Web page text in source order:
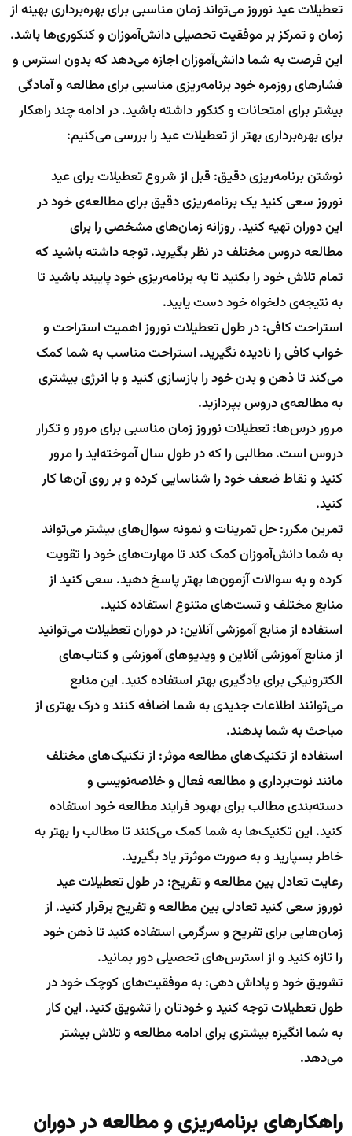
تعطیلات عید نوروز می‌تواند زمان مناسبی برای بهره‌برداری بهینه از
زمان و تمرکز بر موفقیت تحصیلی دانش‌آموزان و کنکوری‌ها باشد.
این فرصت به شما دانش‌آموزان اجازه می‌دهد که بدون استرس و
فشار‌های روزمره خود برنامه‌ریزی مناسبی برای مطالعه و آمادگی
بیشتر برای امتحانات و کنکور داشته باشید. در ادامه چند راهکار
برای بهره‌برداری بهتر از تعطیلات عید را بررسی می‌کنیم:
نوشتن برنامه‌ریزی دقیق: قبل از شروع تعطیلات برای عید
نوروز سعی کنید یک برنامه‌ریزی دقیق برای مطالعه‌ی خود در
این دوران تهیه کنید. روزانه زمان‌های مشخصی را برای
مطالعه دروس مختلف در نظر بگیرید. توجه داشته باشید که
تمام تلاش خود را بکنید تا به برنامه‌ریزی خود پایبند باشید تا
به نتیجه‌ی دلخواه خود دست یابید.
استراحت کافی: در طول تعطیلات نوروز اهمیت استراحت و
خواب کافی را نادیده نگیرید. استراحت مناسب به شما کمک
می‌کند تا ذهن و بدن خود را بازسازی کنید و با انرژی بیشتری
به مطالعه‌ی دروس بپردازید.
مرور درس‌ها: تعطیلات نوروز زمان مناسبی برای مرور و تکرار
دروس است. مطالبی را که در طول سال آموخته‌اید را مرور
کنید و نقاط ضعف خود را شناسایی کرده و بر روی آن‌ها کار
کنید.
تمرین مکرر: حل تمرینات و نمونه سوال‌های بیشتر می‌تواند
به شما دانش‌آموزان کمک کند تا مهارت‌های خود را تقویت
کرده و به سوالات آزمون‌ها بهتر پاسخ دهید. سعی کنید از
منابع مختلف و تست‌های متنوع استفاده کنید.
استفاده از منابع آموزشی آنلاین: در دوران تعطیلات می‌توانید
از منابع آموزشی آنلاین و ویدیو‌های آموزشی و کتاب‌های
الکترونیکی برای یادگیری بهتر استفاده کنید. این منابع
می‌توانند اطلاعات جدیدی به شما اضافه کنند و درک بهتری از
مباحث به شما بدهند.
استفاده از تکنیک‌های مطالعه موثر: از تکنیک‌های مختلف
مانند نوت‌برداری و مطالعه فعال و خلاصه‌نویسی و
دسته‌بندی مطالب برای بهبود فرایند مطالعه خود استفاده
کنید. این تکنیک‌ها به شما کمک می‌کنند تا مطالب را بهتر به
خاطر بسپارید و به صورت موثرتر یاد بگیرید.
رعایت تعادل بین مطالعه و تفریح: در طول تعطیلات عید
نوروز سعی کنید تعادلی بین مطالعه و تفریح برقرار کنید. از
زمان‌هایی برای تفریح و سرگرمی استفاده کنید تا ذهن خود
را تازه کنید و از استرس‌های تحصیلی دور بمانید.
تشویق خود و پاداش دهی: به موفقیت‌های کوچک خود در
طول تعطیلات توجه کنید و خودتان را تشویق کنید. این کار
به شما انگیزه بیشتری برای ادامه مطالعه و تلاش بیشتر
می‌دهد.
راهکار‌های برنامه‌ریزی و مطالعه در دوران